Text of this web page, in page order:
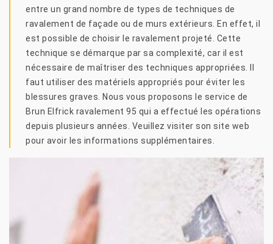
entre un grand nombre de types de techniques de
ravalement de façade ou de murs extérieurs. En effet, il
est possible de choisir le ravalement projeté. Cette
technique se démarque par sa complexité, car il est
nécessaire de maîtriser des techniques appropriées. Il
faut utiliser des matériels appropriés pour éviter les
blessures graves. Nous vous proposons le service de
Brun Elfrick ravalement 95 qui a effectué les opérations
depuis plusieurs années. Veuillez visiter son site web
pour avoir les informations supplémentaires.